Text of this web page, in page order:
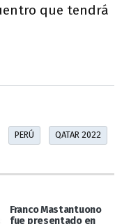
que tendrá
PERÚ QATAR 2022
Franco Mastantuono
fue presentado en